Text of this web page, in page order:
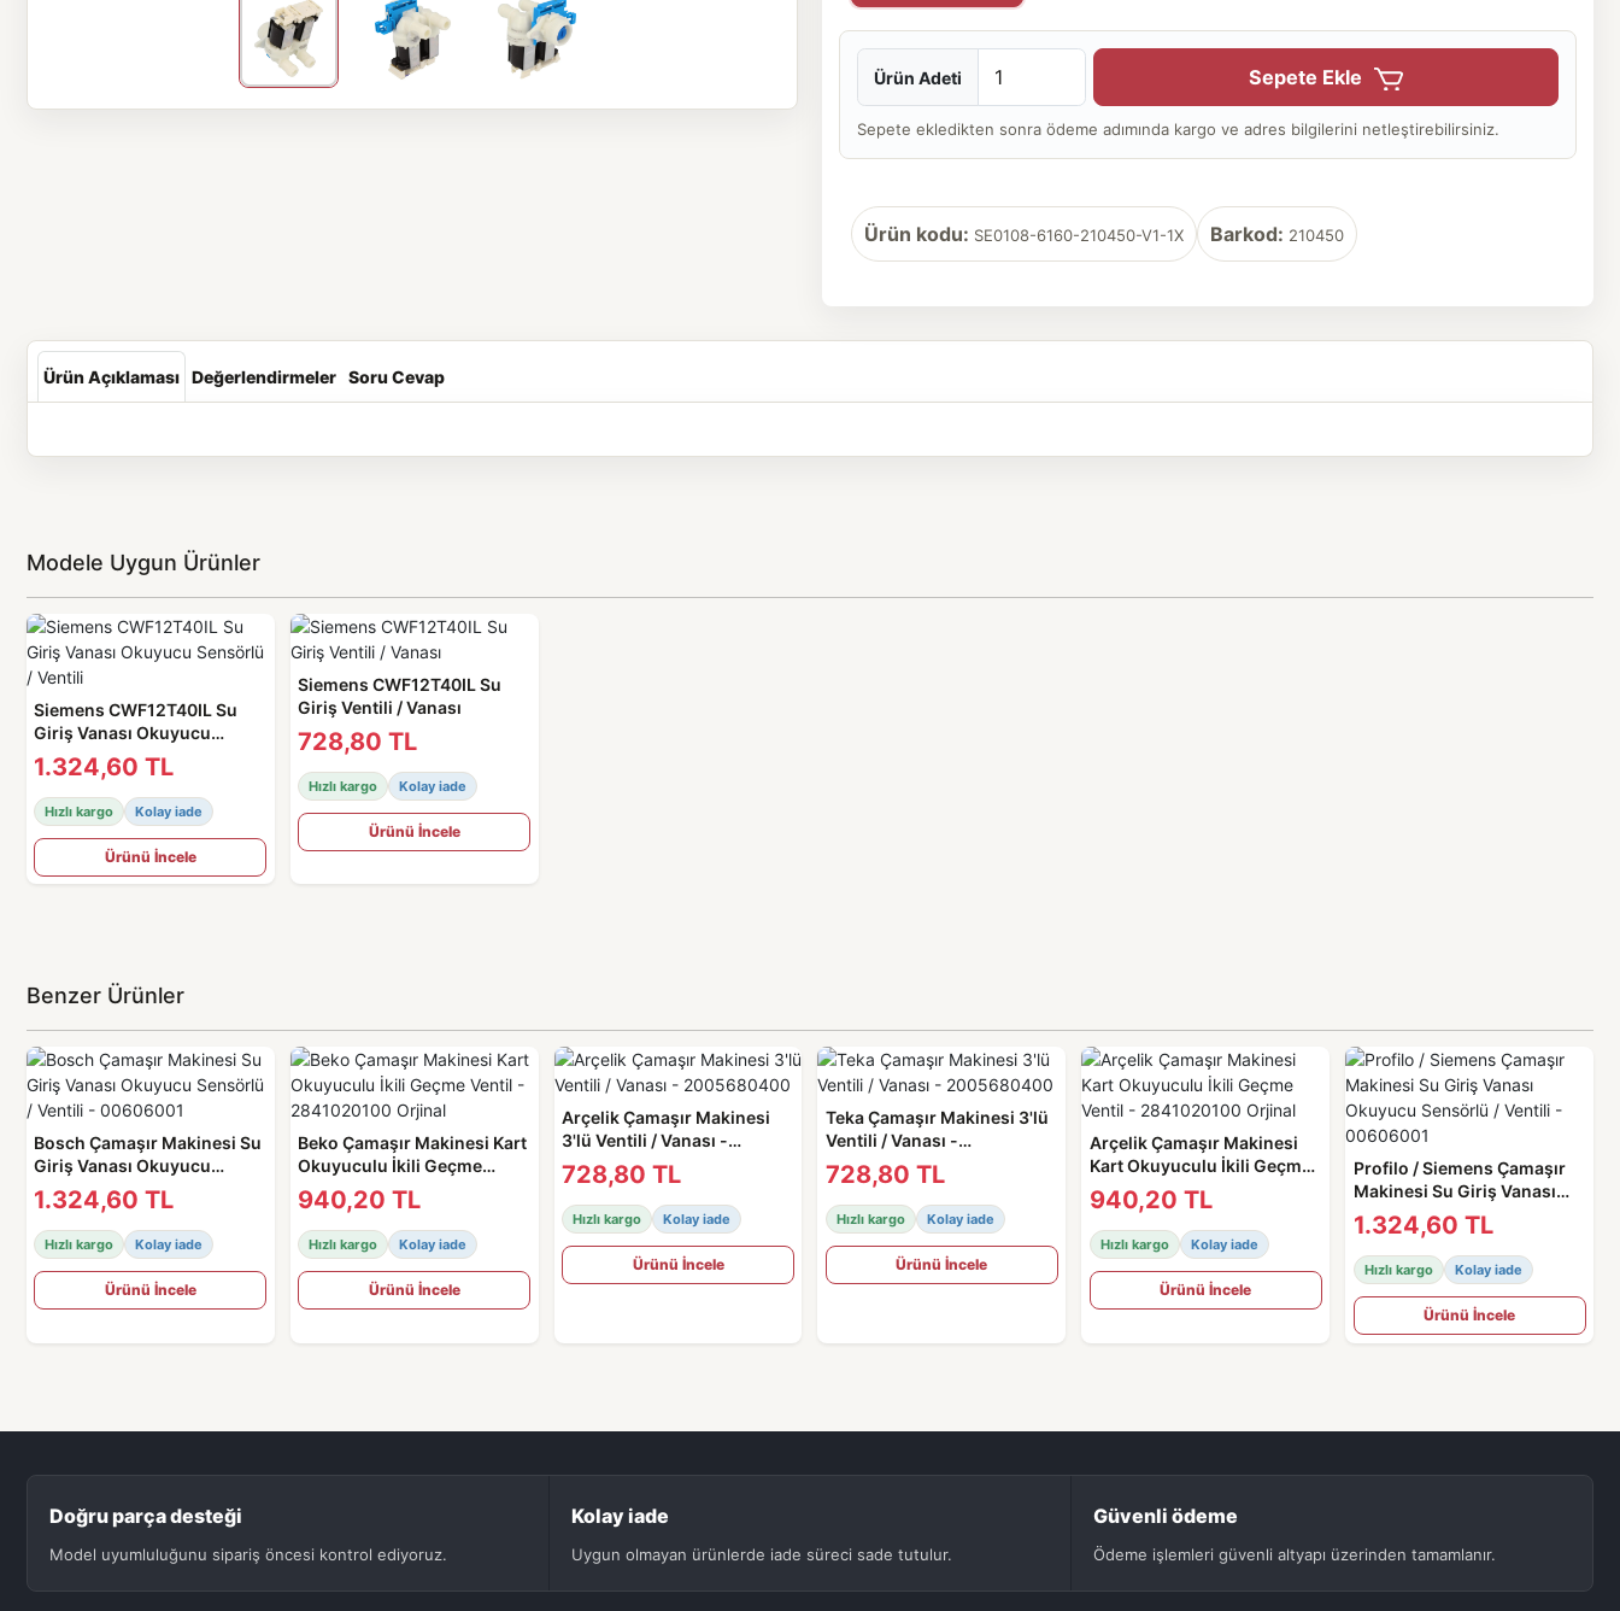
Ürün Adeti Sepete Ekle
Sepete ekledikten sonra ödeme adımında kargo ve adres bilgilerini netleştirebilirsiniz.
Ürün kodu: SE0108-6160-210450-V1-1X Barkod: 210450
Ürün Açıklaması Değerlendirmeler Soru Cevap
Modele Uygun Ürünler
Siemens CWF12T40IL Su
Giriş Vanası Okuyucu
Sensörlü / Ventili
1.324,60 TL
Hızlı kargo Kolay iade
Ürünü İncele
Siemens CWF12T40IL Su
Giriş Ventili / Vanası
728,80 TL
Hızlı kargo Kolay iade
Ürünü İncele
Benzer Ürünler
Bosch Çamaşır Makinesi Su
Giriş Vanası Okuyucu
Sensörlü / Ventili -
00606001
1.324,60 TL
Hızlı kargo Kolay iade
Ürünü İncele
Beko Çamaşır Makinesi Kart
Okuyuculu İkili Geçme
Ventil - 2841020100 Orjinal
940,20 TL
Hızlı kargo Kolay iade
Ürünü İncele
Arçelik Çamaşır Makinesi
3'lü Ventili / Vanası -
2005680400
728,80 TL
Hızlı kargo Kolay iade
Ürünü İncele
Teka Çamaşır Makinesi 3'lü
Ventili / Vanası -
2005680400
728,80 TL
Hızlı kargo Kolay iade
Ürünü İncele
Arçelik Çamaşır Makinesi
Kart Okuyuculu İkili Geçme
Ventil - 2841020100 Orjinal
940,20 TL
Hızlı kargo Kolay iade
Ürünü İncele
Profilo / Siemens Çamaşır
Makinesi Su Giriş Vanası
Okuyucu Sensörlü / Ventili -
00606001
1.324,60 TL
Hızlı kargo Kolay iade
Ürünü İncele
Doğru parça desteği
Model uyumluluğunu sipariş öncesi kontrol ediyoruz.
Kolay iade
Uygun olmayan ürünlerde iade süreci sade tutulur.
Güvenli ödeme
Ödeme işlemleri güvenli altyapı üzerinden tamamlanır.